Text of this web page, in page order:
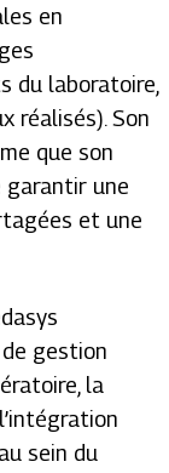
en
du laboratoire,
réalisés). Son
que son
une
et une
gestion
la
sein du